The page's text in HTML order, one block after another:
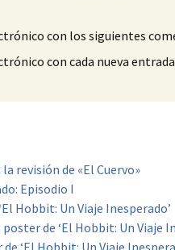
con los siguientes
con cada nueva
revisión de «El Cuervo»
Episodio I
Hobbit: Un Viaje Inesperado’
de ‘El Hobbit: Un Viaje